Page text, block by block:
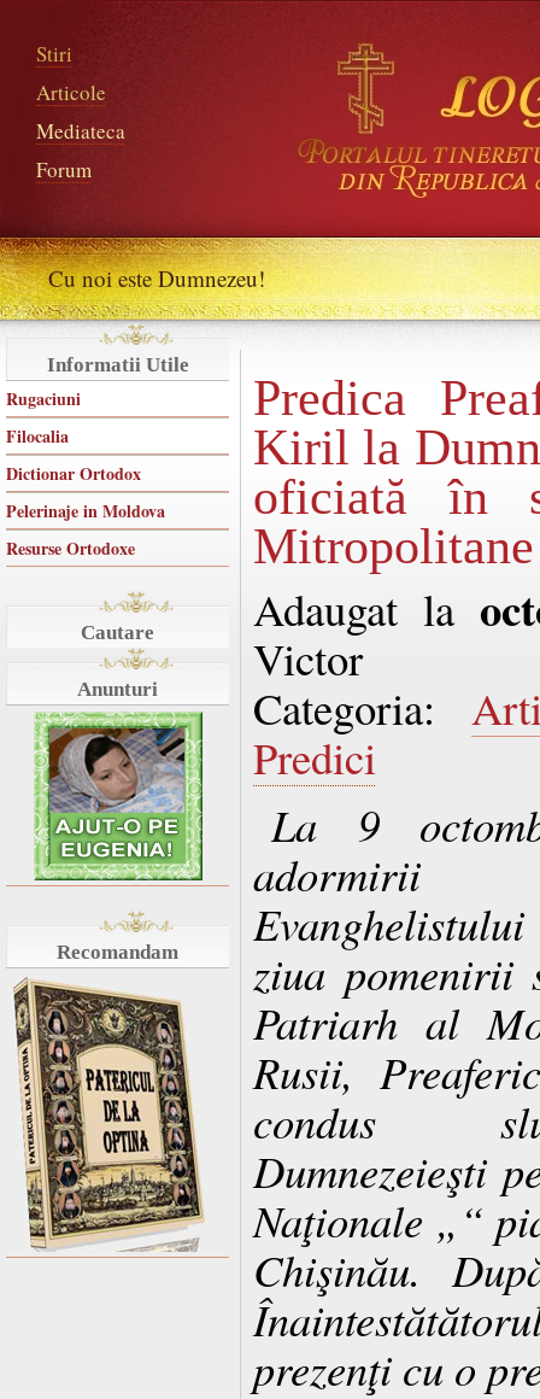
Stiri
Articole
Mediateca
Forum
Cu noi este Dumnezeu!
Informatii Utile
Rugaciuni
Filocalia
Dictionar Ortodox
Pelerinaje in Moldova
Resurse Ortodoxe
Cautare
Anunturi
Recomandam
Predica
Kiril la
oficiată în
Adaugat la
Victor
Categoria:
Predici
La 9
adormirii
ziua pomenirii
Patriarh al
Rusii,
condus
Dumnezeieşti
Naţionale „“
Chişinău.
prezenţi cu o